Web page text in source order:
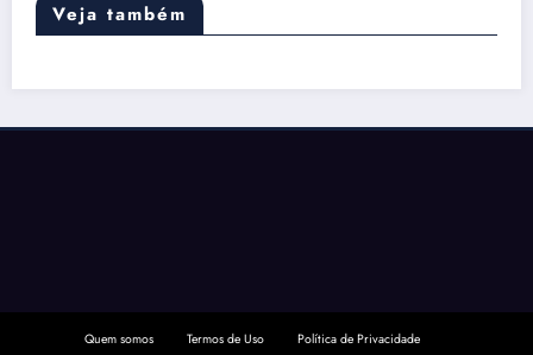
Veja também
Quem somos Termos de Uso
Política de Privacidade